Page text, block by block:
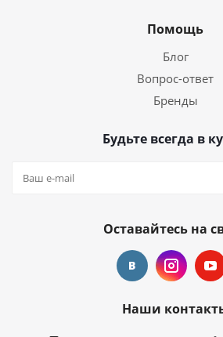
Помощь
Блог
Вопрос-ответ
Бренды
Будьте всегда в
Оставайтесь на
Наши